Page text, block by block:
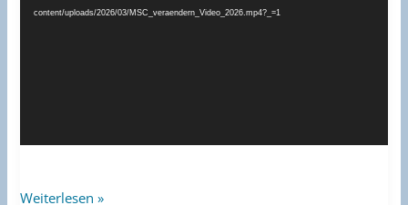
content/uploads/2026/03/MSC_veraendern_Video_2026.mp4?_=1
Weiterlesen »